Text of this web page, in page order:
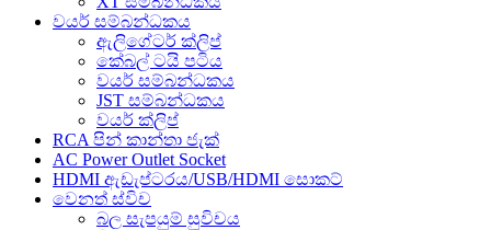
වයර් සම්බන්ධකය
ඇලිගේටර් ක්ලිප්
කේබල් ටයි පටිය
වයර් සම්බන්ධකය
JST සම්බන්ධකය
වයර් ක්ලිප්
RCA පින් කාන්තා ජැක්
AC Power Outlet Socket
HDMI ඇඩැප්ටරය/USB/HDMI සොකට්
වෙනත් ස්විච
බල සැපයුම් සුවිචය